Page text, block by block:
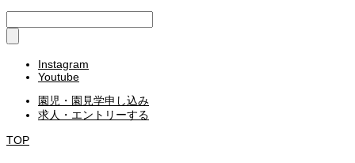
Instagram
Youtube
園児・園見学申し込み
求人・エントリーする
TOP